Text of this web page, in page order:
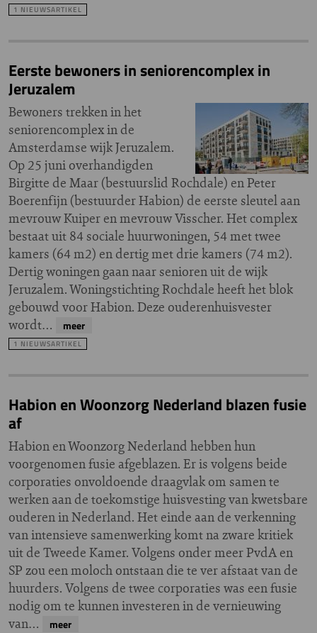
1 NIEUWSARTIKEL
Eerste bewoners in seniorencomplex in
Jeruzalem
Bewoners trekken in het
seniorencomplex in de
Amsterdamse wijk Jeruzalem.
Op 25 juni overhandigden
Birgitte de Maar (bestuurslid Rochdale) en Peter
Boerenfijn (bestuurder Habion) de eerste sleutel aan
mevrouw Kuiper en mevrouw Visscher. Het complex
bestaat uit 84 sociale huurwoningen, 54 met twee
kamers (64 m2) en dertig met drie kamers (74 m2).
Dertig woningen gaan naar senioren uit de wijk
Jeruzalem. Woningstichting Rochdale heeft het blok
gebouwd voor Habion. Deze ouderenhuisvester
wordt…
meer
1 NIEUWSARTIKEL
Habion en Woonzorg Nederland blazen fusie
af
Habion en Woonzorg Nederland hebben hun
voorgenomen fusie afgeblazen. Er is volgens beide
corporaties onvoldoende draagvlak om samen te
werken aan de toekomstige huisvesting van kwetsbare
ouderen in Nederland. Het einde aan de verkenning
van intensieve samenwerking komt na zware kritiek
uit de Tweede Kamer. Volgens onder meer PvdA en
SP zou een moloch ontstaan die te ver afstaat van de
huurders. Volgens de twee corporaties was een fusie
nodig om te kunnen investeren in de vernieuwing
van…
meer